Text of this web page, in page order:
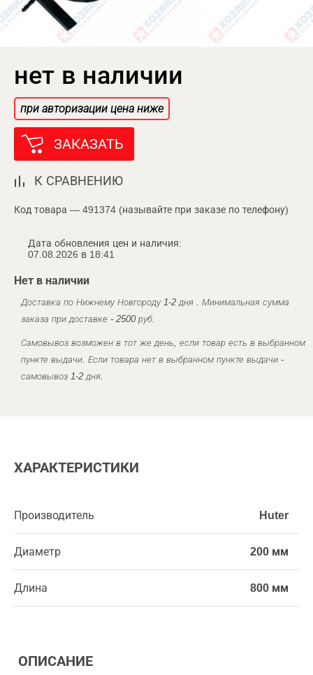
нет в наличии
при авторизации цена ниже
ЗАКАЗАТЬ
К СРАВНЕНИЮ
Код товара — 491374 (называйте при заказе по телефону)
Дата обновления цен и наличия:
07.08.2026 в 18:41
Нет в наличии
Доставка по Нижнему Новгороду 1-2 дня . Минимальная сумма
заказа при доставке - 2500 руб.
Самовывоз возможен в тот же день, если товар есть в выбранном
пункте выдачи. Если товара нет в выбранном пункте выдачи -
самовывоз 1-2 дня.
ХАРАКТЕРИСТИКИ
Производитель Huter
Диаметр 200 мм
Длина 800 мм
ОПИСАНИЕ